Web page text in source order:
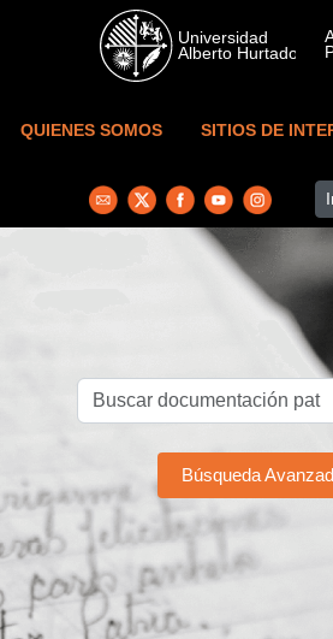
Skip to main content
QUIENES SOMOS SITIOS DE
Búsqueda